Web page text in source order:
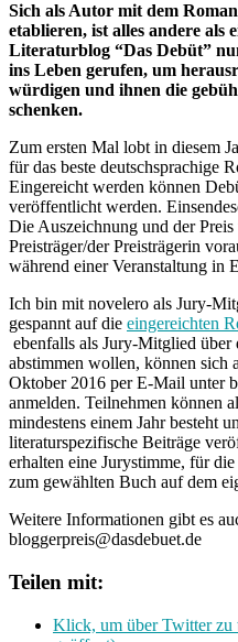
Sich als Autor mit dem
etablieren, ist alles andere als
Literaturblog “Das Debüt”
ins Leben gerufen, um
würdigen und ihnen die
schenken.
Zum ersten Mal lobt in diesem
für das beste deutschsprachige
Eingereicht werden können
veröffentlicht werden.
Die Auszeichnung und der
Preisträger/der Preisträgerin
während einer Veranstaltung in
Ich bin mit novelero als Jury-
gespannt auf die eingereichten
ebenfalls als Jury-Mitglied über
abstimmen wollen, können sich
Oktober 2016 per E-Mail unter
anmelden. Teilnehmen können
mindestens einem Jahr besteht
literaturspezifische Beiträge
erhalten eine Jurystimme, für
zum gewählten Buch auf dem
Weitere Informationen gibt es
bloggerpreis@dasdebuet.de
Teilen mit:
Klick, um über Twitter zu